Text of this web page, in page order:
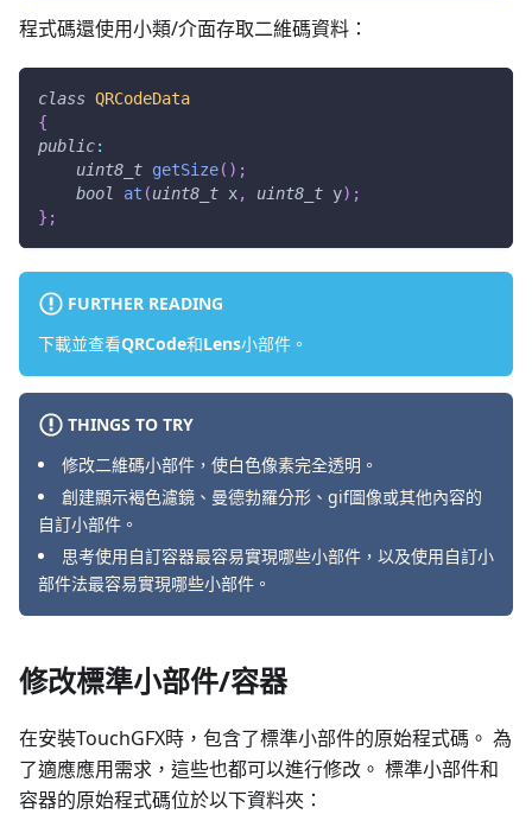
程式碼還使用小類/介面存取二維碼資料：
class QRCodeData
{
public:
uint8_t getSize( ) ;
bool
at (uint8_t x, uint8_t y) ;
} ;
FURTHER READING
下載並查看QRCode和Lens小部件。
THINGS TO TRY
修改二維碼小部件，使白色像素完全透明。
創建顯示褐色濾鏡、曼德勃羅分形、gif圖像或其他內容的
自訂小部件。
思考使用自訂容器最容易實現哪些小部件，以及使用自訂小
部件法最容易實現哪些小部件。
修改標準小部件/容器
在安裝TouchGFX時，包含了標準小部件的原始程式碼。 為
了適應應用需求，這些也都可以進行修改。 標準小部件和
容器的原始程式碼位於以下資料夾：